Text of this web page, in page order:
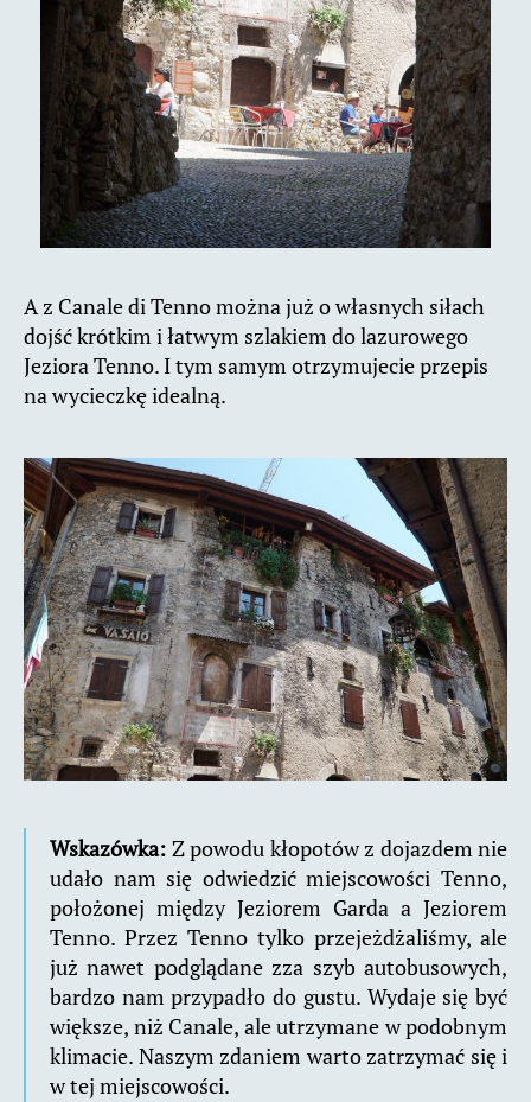
A z Canale di Tenno można już o własnych siłach
dojść krótkim i łatwym szlakiem do lazurowego
Jeziora Tenno. I tym samym otrzymujecie przepis
na wycieczkę idealną.
Wskazówka: Z powodu kłopotów z dojazdem nie
udało nam się odwiedzić miejscowości Tenno,
położonej między Jeziorem Garda a Jeziorem
Tenno. Przez Tenno tylko przejeżdżaliśmy, ale
już nawet podglądane zza szyb autobusowych,
bardzo nam przypadło do gustu. Wydaje się być
większe, niż Canale, ale utrzymane w podobnym
klimacie. Naszym zdaniem warto zatrzymać się i
w tej miejscowości.